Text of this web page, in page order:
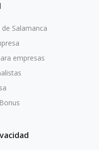
Salamanca
empresas